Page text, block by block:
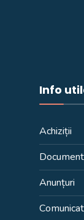
Info
Achiziții
Anunțuri